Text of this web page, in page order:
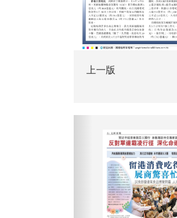
上一版